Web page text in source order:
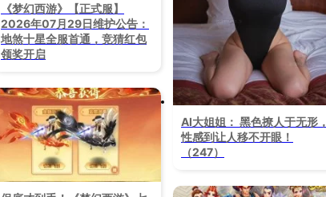
《梦幻西游》【正式服】
2026年07月29日维护公告：
地煞十星全服首通，竞猜红包
领奖开启
AI大姐姐： 黑色撩人于无形，
性感到让人移不开眼！​
（247）